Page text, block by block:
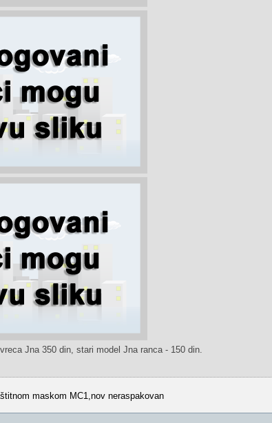
Jna 350 din, stari model Jna ranca - 150 din.
maskom MC1,nov neraspakovan